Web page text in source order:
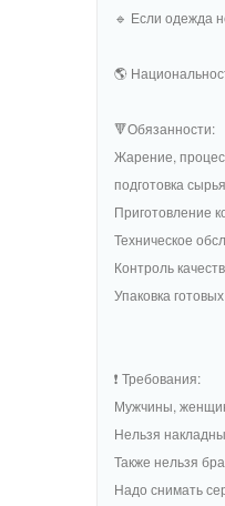
🔹 Если одежда
🌎
🔻Обязанности:
Жарение,
подготовка сырья
Приготовление
Техническое
Контроль
Упаковка
❗️ Требования:
Мужчины,
Нельзя
Также нельзя
Надо снимать